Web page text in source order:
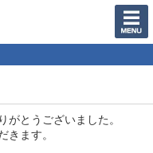
がとうございました。
きます。